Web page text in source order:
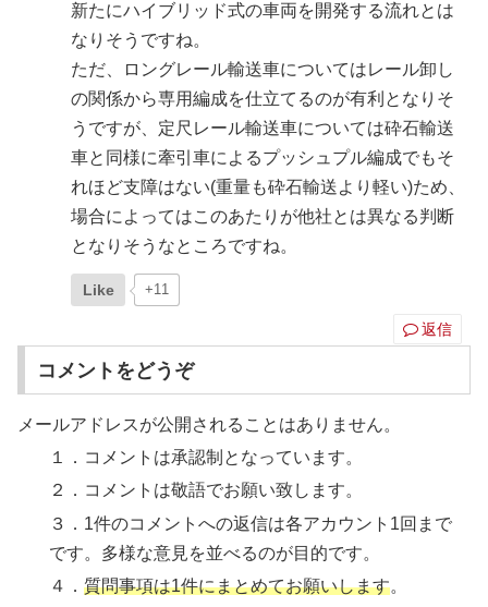
新たにハイブリッド式の車両を開発する流れとは
なりそうですね。
ただ、ロングレール輸送車についてはレール卸し
の関係から専用編成を仕立てるのが有利となりそ
うですが、定尺レール輸送車については砕石輸送
車と同様に牽引車によるプッシュプル編成でもそ
れほど支障はない(重量も砕石輸送より軽い)ため、
場合によってはこのあたりが他社とは異なる判断
となりそうなところですね。
Like +11
返信
コメントをどうぞ
メールアドレスが公開されることはありません。
１．コメントは承認制となっています。
２．コメントは敬語でお願い致します。
３．1件のコメントへの返信は各アカウント1回まで
です。多様な意見を並べるのが目的です。
４．質問事項は1件にまとめてお願いします。